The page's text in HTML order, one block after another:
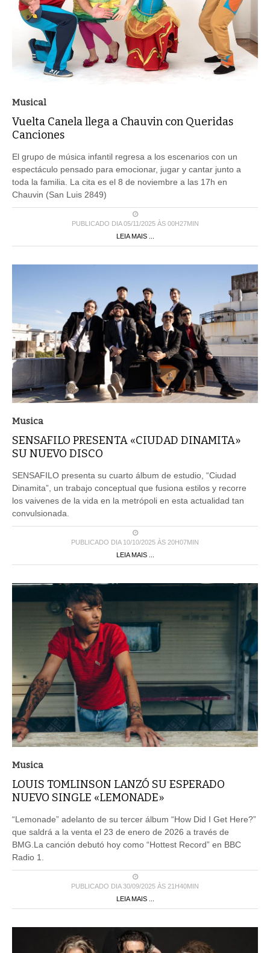
Musical
Vuelta Canela llega a Chauvin con Queridas
Canciones
El grupo de música infantil regresa a los escenarios con un
espectáculo pensado para emocionar, jugar y cantar junto a
toda la familia. La cita es el 8 de noviembre a las 17h en
Chauvin (San Luis 2849)
PUBLICADO DIA 05/11/2025 ÀS 00H27MIN
LEIA MAIS ...
Musica
SENSAFILO PRESENTA «CIUDAD DINAMITA»
SU NUEVO DISCO
SENSAFILO presenta su cuarto álbum de estudio, “Ciudad
Dinamita”, un trabajo conceptual que fusiona estilos y recorre
los vaivenes de la vida en la metrópoli en esta actualidad tan
convulsionada.
PUBLICADO DIA 10/10/2025 ÀS 20H07MIN
LEIA MAIS ...
Musica
LOUIS TOMLINSON LANZÓ SU ESPERADO
NUEVO SINGLE «LEMONADE»
“Lemonade” adelanto de su tercer álbum “How Did I Get Here?”
que saldrá a la venta el 23 de enero de 2026 a través de
BMG.La canción debutó hoy como “Hottest Record” en BBC
Radio 1.
PUBLICADO DIA 30/09/2025 ÀS 21H40MIN
LEIA MAIS ...